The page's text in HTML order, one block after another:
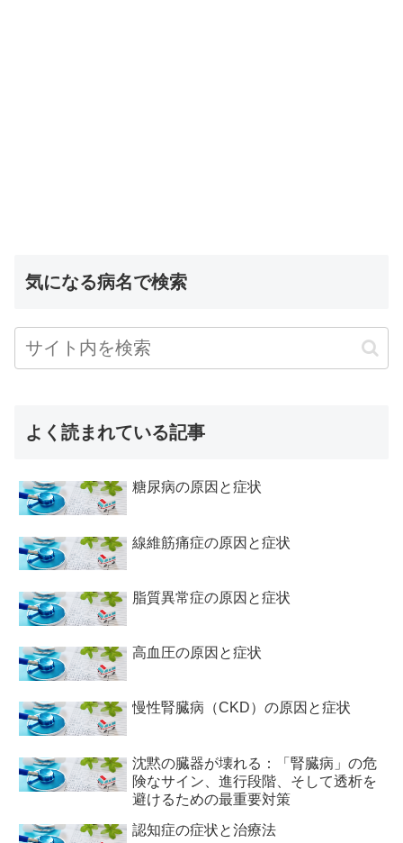
気になる病名で検索
よく読まれている記事
糖尿病の原因と症状
線維筋痛症の原因と症状
脂質異常症の原因と症状
高血圧の原因と症状
慢性腎臓病（CKD）の原因と症状
沈黙の臓器が壊れる：「腎臓病」の危
険なサイン、進行段階、そして透析を
避けるための最重要対策
認知症の症状と治療法